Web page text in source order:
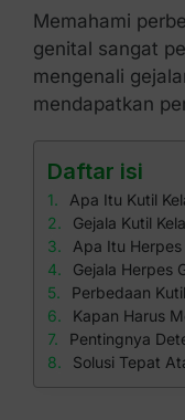
Memahami
genital sangat
mengenali
mendapatkan
Daftar isi
Apa Itu Kutil
Gejala Kutil
Apa Itu Herpes
Gejala Herpes
Perbedaan
Kapan Harus
Pentingnya
Solusi Tepat Atasi